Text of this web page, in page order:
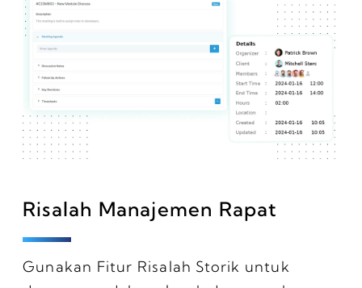
Risalah Manajemen Rapat
Gunakan Fitur Risalah Storik untuk